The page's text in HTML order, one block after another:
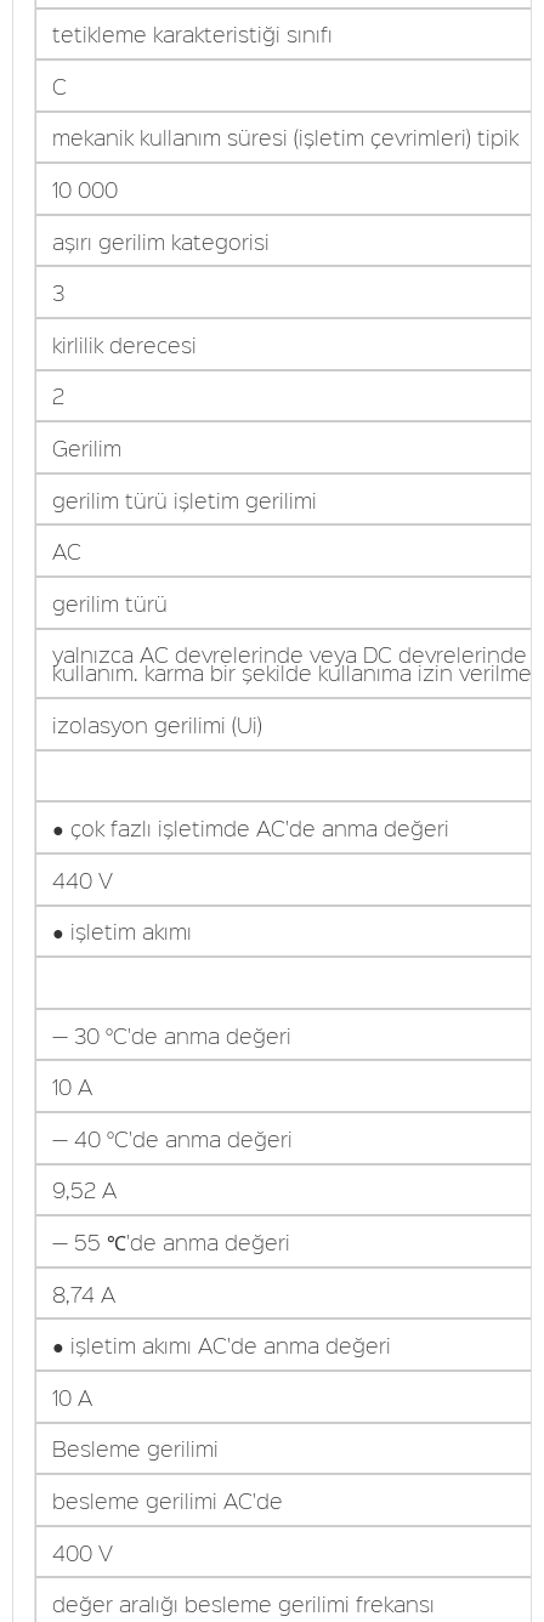
tetikleme karakteristiği sınıfı
C
mekanik kullanım süresi (işletim çevrimleri) tipik
10 000
aşırı gerilim kategorisi
3
kirlilik derecesi
2
Gerilim
gerilim türü işletim gerilimi
AC
gerilim türü
yalnızca AC devrelerinde veya DC devrelerinde
kullanım. karma bir şekilde kullanıma izin verilmez
izolasyon gerilimi (Ui)
● çok fazlı işletimde AC'de anma değeri
440 V
● işletim akımı
— 30 °C'de anma değeri
10 A
— 40 °C'de anma değeri
9,52 A
— 55 ℃'de anma değeri
8,74 A
● işletim akımı AC'de anma değeri
10 A
Besleme gerilimi
besleme gerilimi AC'de
400 V
değer aralığı besleme gerilimi frekansı